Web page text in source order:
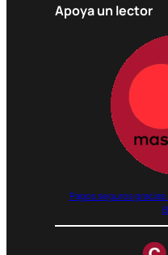
Apoya un lector
Pagos seguros gracias